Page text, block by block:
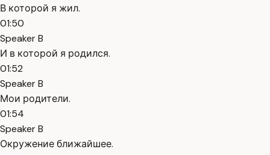
В которой я жил.
01:50
Speaker B
И в которой я родился.
01:52
Speaker B
Мои родители.
01:54
Speaker B
Окружение ближайшее.